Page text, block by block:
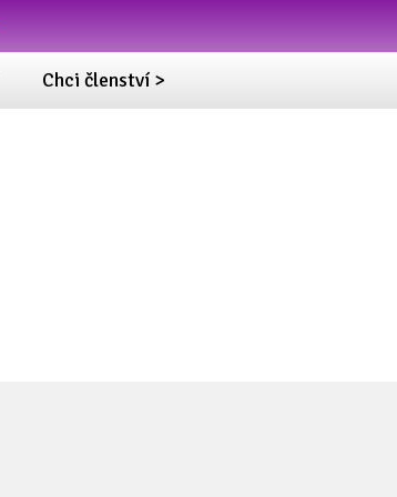
Chci členství >